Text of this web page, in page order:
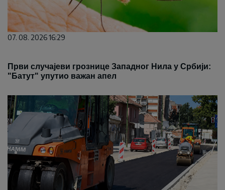
07. 08. 2026 16:29
Први случајеви грознице Западног Нила у Србији:
"Батут" упутио важан апел